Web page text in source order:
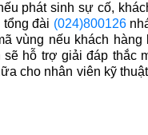
phát sinh sự cố,
đài (024)800126
vùng nếu khách hàng
hỗ trợ giải đáp thắc
cho nhân viên kỹ